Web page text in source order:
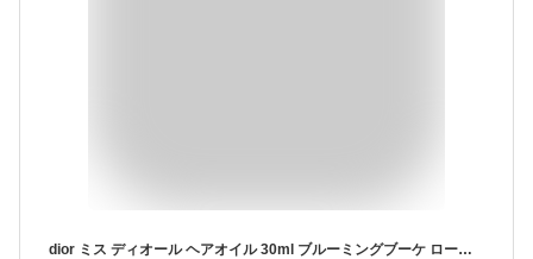
dior ミス ディオール ヘアオイル 30ml ブルーミングブーケ ローズの香り バラの香り 化粧品 ヘアケア 保湿 ブランド ギフト プレゼント 新品 正規品 通販 2025 プレゼント